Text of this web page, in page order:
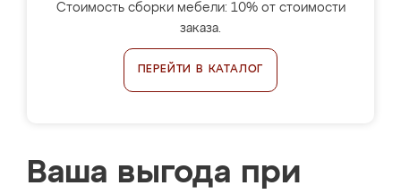
Стоимость сборки мебели: 10% от стоимости
заказа.
ПЕРЕЙТИ В КАТАЛОГ
Ваша выгода при